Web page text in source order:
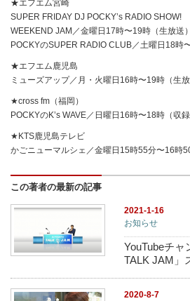
★エフエム宮崎
SUPER FRIDAY DJ POCKY’s RADIO SHOW!
WEEKEND JAM／金曜日17時〜19時（生放送）
POCKYのSUPER RADIO CLUB／土曜日18時
★エフエム鹿児島
ミューズアップ／月・火曜日16時〜19時（生放
★cross fm（福岡）
POCKYのK’s WAVE／日曜日16時〜18時（収録
★KTS鹿児島テレビ
かごニューマルシェ／金曜日15時55分〜16時
この著者の最新の記事
2021-1-16
お知らせ
YouTubeチ
TALK JAM」
2020-8-7